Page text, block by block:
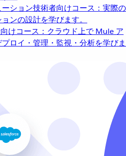
ション技術者向けコース：実際の
ンの設計を学びます。
けコース：クラウド上で Mule ア
ロイ・管理・監視・分析を学びま